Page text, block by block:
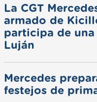
La CGT
armado de
participa de una
Luján
Mercedes
festejos de